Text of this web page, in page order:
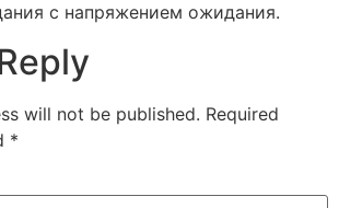
с напряжением ожидания.
will not be published. Required
*